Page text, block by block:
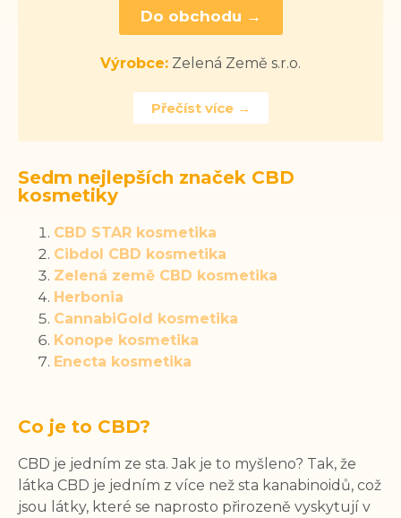
Do obchodu →
Výrobce: Zelená Země s.r.o.
Přečíst více →
Sedm nejlepších značek CBD
kosmetiky
CBD STAR kosmetika
Cibdol CBD kosmetika
Zelená země CBD kosmetika
Herbonia
CannabiGold kosmetika
Konope kosmetika
Enecta kosmetika
Co je to CBD?
CBD je jedním ze sta. Jak je to myšleno? Tak, že
látka CBD je jedním z více než sta kanabinoidů, což
jsou látky, které se naprosto přirozeně vyskytují v